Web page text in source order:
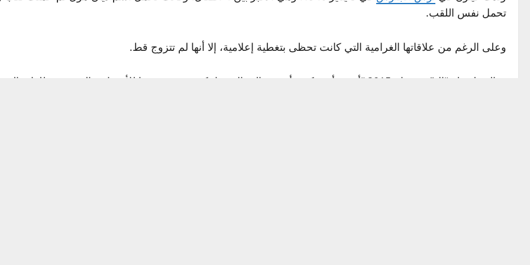
تحمل نفس اللقب.
وعلى الرغم من علاقاتها الغرامية التي كانت تحظى بتغطية إعلامية، إلا أنها لم تتزوج قط.
وقالت لمجلة “إل” في عام 2015 “أعتقد أنني كنت أخشى الرجال حقا، كنت منجذبة جدا للأشخاص الموهوبين